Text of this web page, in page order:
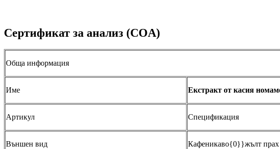
Сертификат за анализ (COA)
Обща информация
Име Екстракт от касия
Артикул Спецификация
Външен вид Кафеникаво{0}}жълт прах